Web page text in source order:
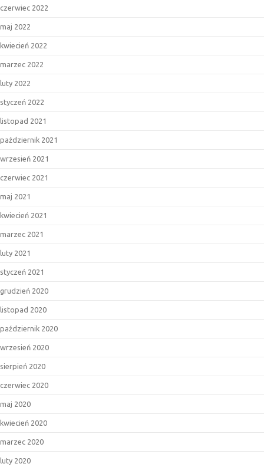
czerwiec 2022
maj 2022
kwiecień 2022
marzec 2022
luty 2022
styczeń 2022
listopad 2021
październik 2021
wrzesień 2021
czerwiec 2021
maj 2021
kwiecień 2021
marzec 2021
luty 2021
styczeń 2021
grudzień 2020
listopad 2020
październik 2020
wrzesień 2020
sierpień 2020
czerwiec 2020
maj 2020
kwiecień 2020
marzec 2020
luty 2020